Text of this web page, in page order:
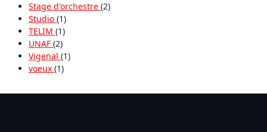
Stage d'orchestre (2)
Studio (1)
TELIM (1)
UNAF (2)
Vigenal (1)
voeux (1)